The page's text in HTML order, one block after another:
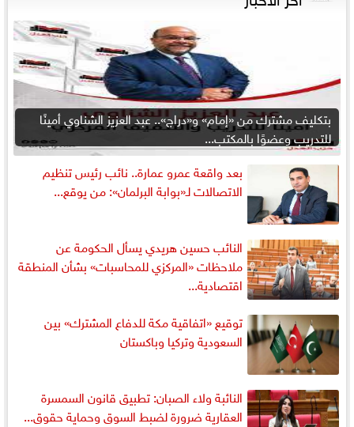
بتكليف مشترك من «إمام» و«دراج».. عبد العزيز الشناوي أمينًا
للتدريب وعضوًا بالمكتب...
بعد واقعة عمرو عمارة.. نائب رئيس تنظيم
الاتصالات لـ«بوابة البرلمان»: من يوقع...
النائب حسين هريدي يسأل الحكومة عن
ملاحظات «المركزي للمحاسبات» بشأن المنطقة
اقتصادية...
توقيع «اتفاقية مكة للدفاع المشترك» بين
السعودية وتركيا وباكستان
النائبة ولاء الصبان: تطبيق قانون السمسرة
العقارية ضرورة لضبط السوق وحماية حقوق...